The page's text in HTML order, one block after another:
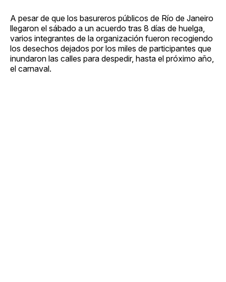
A pesar de que los basureros públicos de Río de Janeiro
llegaron el sábado a un acuerdo tras 8 días de huelga,
varios integrantes de la organización fueron recogiendo
los desechos dejados por los miles de participantes que
inundaron las calles para despedir, hasta el próximo año,
el carnaval.